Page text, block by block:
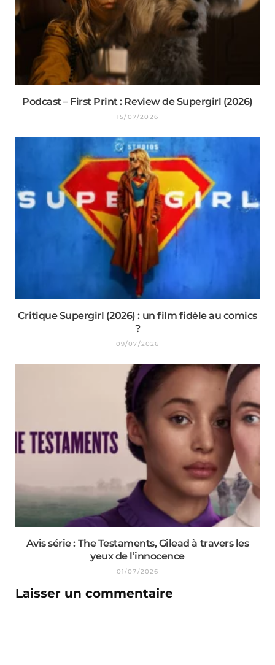
Podcast – First Print : Review de Supergirl (2026)
15/07/2026
Critique Supergirl (2026) : un film fidèle au comics
?
09/07/2026
Avis série : The Testaments, Gilead à travers les
yeux de l’innocence
01/07/2026
Laisser un commentaire